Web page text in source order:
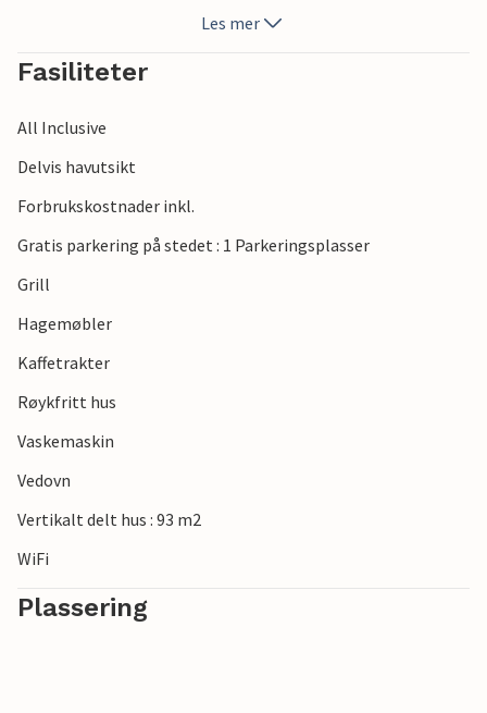
grupper. Besøk kjente turistbyer Porec, Rovinj og Umag,
som tilbyr mange underholdningsmuligheter i
sommermånedene.
Les mer
Fasiliteter
All Inclusive
Delvis havutsikt
Forbrukskostnader inkl.
Gratis parkering på stedet : 1 Parkeringsplasser
Grill
Hagemøbler
Kaffetrakter
Røykfritt hus
Vaskemaskin
Vedovn
Vertikalt delt hus : 93 m2
WiFi
Plassering